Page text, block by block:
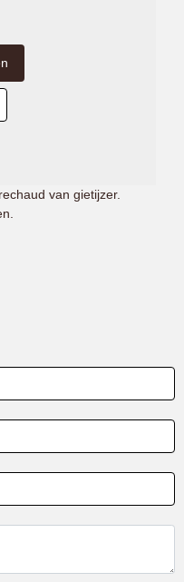
van gietijzer.